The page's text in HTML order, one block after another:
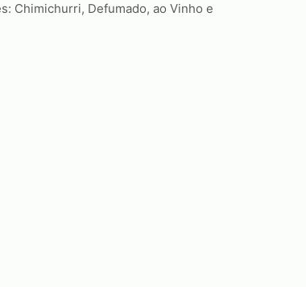
Chimichurri, Defumado, ao Vinho e